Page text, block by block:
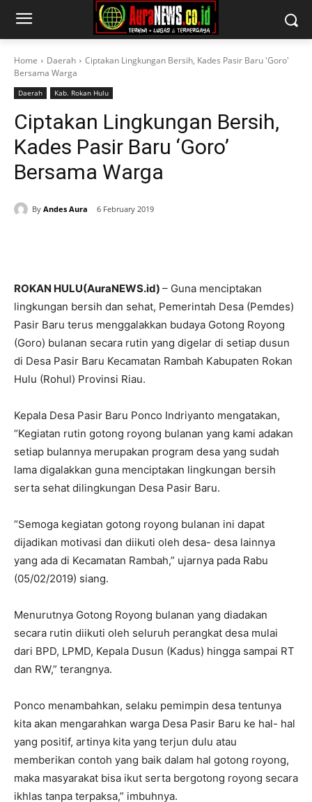
Home Daerah
Ciptakan Lingkungan Bersih, Kades Pasir Baru 'Goro'
Bersama Warga
Daerah Kab. Rokan Hulu
Ciptakan Lingkungan Bersih,
Kades Pasir Baru ‘Goro’
Bersama Warga
By Andes Aura 6 February 2019
ROKAN HULU(AuraNEWS.id) – Guna menciptakan
lingkungan bersih dan sehat, Pemerintah Desa (Pemdes)
Pasir Baru terus menggalakkan budaya Gotong Royong
(Goro) bulanan secara rutin yang digelar di setiap dusun
di Desa Pasir Baru Kecamatan Rambah Kabupaten Rokan
Hulu (Rohul) Provinsi Riau.
Kepala Desa Pasir Baru Ponco Indriyanto mengatakan,
“Kegiatan rutin gotong royong bulanan yang kami adakan
setiap bulannya merupakan program desa yang sudah
lama digalakkan guna menciptakan lingkungan bersih
serta sehat dilingkungan Desa Pasir Baru.
“Semoga kegiatan gotong royong bulanan ini dapat
dijadikan motivasi dan diikuti oleh desa- desa lainnya
yang ada di Kecamatan Rambah,” ujarnya pada Rabu
(05/02/2019) siang.
Menurutnya Gotong Royong bulanan yang diadakan
secara rutin diikuti oleh seluruh perangkat desa mulai
dari BPD, LPMD, Kepala Dusun (Kadus) hingga sampai RT
dan RW,” terangnya.
Ponco menambahkan, selaku pemimpin desa tentunya
kita akan mengarahkan warga Desa Pasir Baru ke hal- hal
yang positif, artinya kita yang terjun dulu atau
memberikan contoh yang baik dalam hal gotong royong,
maka masyarakat bisa ikut serta bergotong royong secara
ikhlas tanpa terpaksa,” imbuhnya.